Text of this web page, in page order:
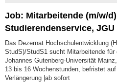
Job: Mitarbeitende (m/w/
Studierendenservice, JGU
Das Dezernat Hochschulentwicklung
StudS)/StudS1 sucht Mitarbeitende
Johannes Gutenberg-Universität
13 bis 16 Wochenstunden, befristet
Verlängerung |ab sofort